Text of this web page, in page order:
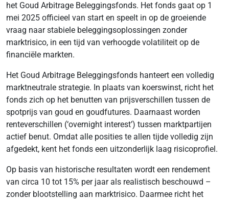
het Goud Arbitrage Beleggingsfonds. Het fonds gaat op 1
mei 2025 officieel van start en speelt in op de groeiende
vraag naar stabiele beleggingsoplossingen zonder
marktrisico, in een tijd van verhoogde volatiliteit op de
financiële markten.
Het Goud Arbitrage Beleggingsfonds hanteert een volledig
marktneutrale strategie. In plaats van koerswinst, richt het
fonds zich op het benutten van prijsverschillen tussen de
spotprijs van goud en goudfutures. Daarnaast worden
renteverschillen (‘overnight interest’) tussen marktpartijen
actief benut. Omdat alle posities te allen tijde volledig zijn
afgedekt, kent het fonds een uitzonderlijk laag risicoprofiel.
Op basis van historische resultaten wordt een rendement
van circa 10 tot 15% per jaar als realistisch beschouwd –
zonder blootstelling aan marktrisico. Daarmee richt het